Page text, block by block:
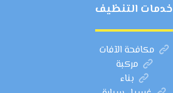
خدمات التنظيف
مكافحة الآفات
مركبة
بناء